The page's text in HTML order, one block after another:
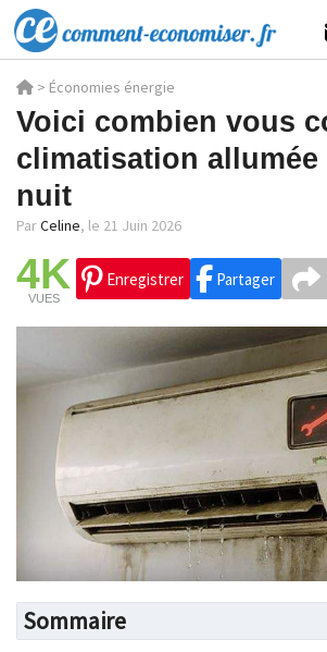
> Économies énergie
Voici combien vous
climatisation allumée
nuit
ParCeline, le 21 Juin 2026
4K
VUES
Enregistrer Partager
Sommaire